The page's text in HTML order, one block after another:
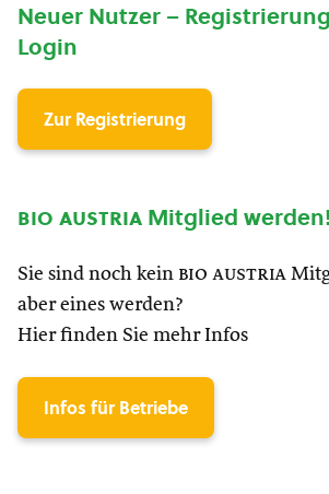
Neuer Nutzer –
Login
Zur Registrierung
bio austria Mitglied werden!
Sie sind noch kein bio austria
aber eines werden?
Hier finden Sie mehr Infos
Infos für Betriebe